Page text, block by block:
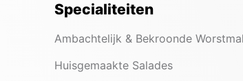
Specialiteiten
Ambachtelijk & Bekroonde
Huisgemaakte Salades